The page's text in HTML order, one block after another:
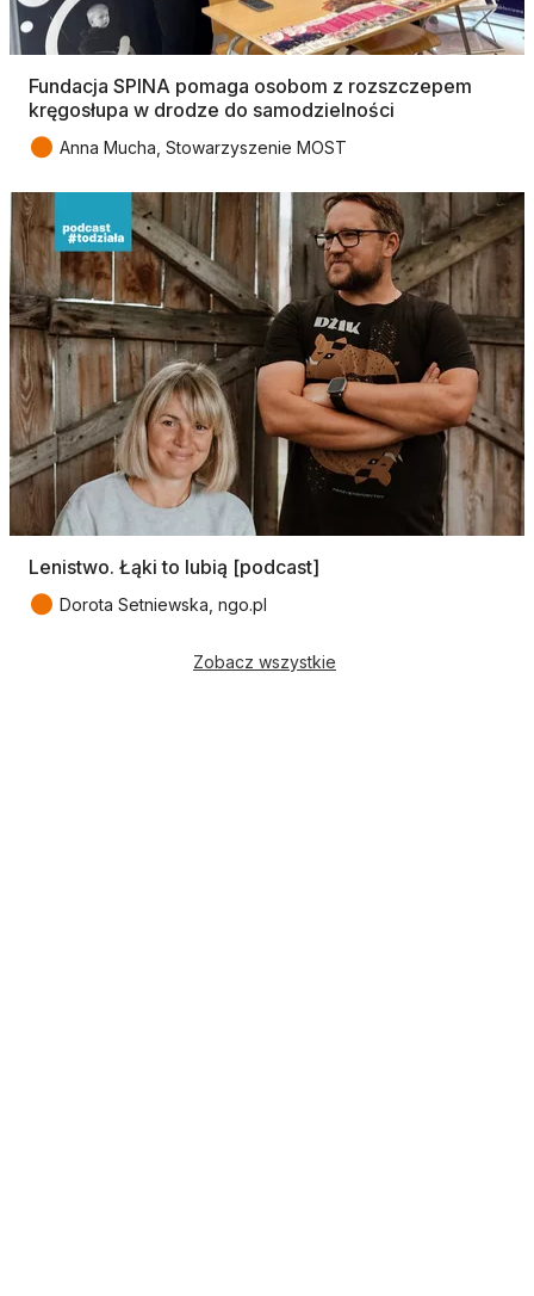
Fundacja SPINA pomaga osobom z rozszczepem
kręgosłupa w drodze do samodzielności
● Anna Mucha, Stowarzyszenie MOST
Lenistwo. Łąki to lubią [podcast]
● Dorota Setniewska, ngo.pl
Zobacz wszystkie